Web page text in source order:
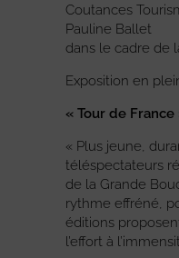
Coutances
Pauline Ballet
dans le cadre de
Exposition en
« Tour de
« Plus jeune,
téléspectateurs
de la Grande
rythme effréné,
éditions
l’effort à